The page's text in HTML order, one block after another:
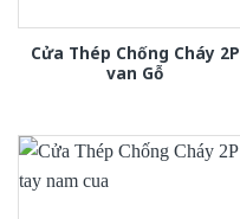
Cửa Thép Chống Cháy 2P
van Gỗ